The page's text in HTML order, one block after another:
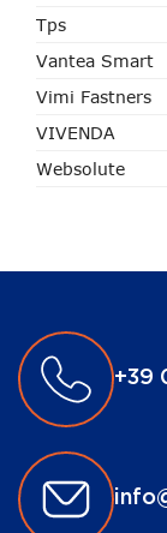
Tps
Vantea Smart
Vimi Fastners
VIVENDA
Websolute
+39